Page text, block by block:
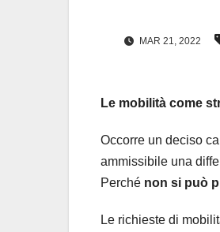
MAR 21, 2022
Le mobilità come
Occorre un deciso
ammissibile una
Perché non si può
Le richieste di